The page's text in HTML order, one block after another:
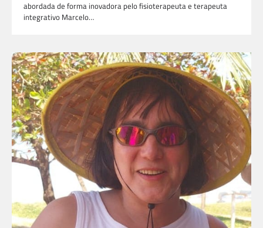
abordada de forma inovadora pelo fisioterapeuta e terapeuta
integrativo Marcelo…